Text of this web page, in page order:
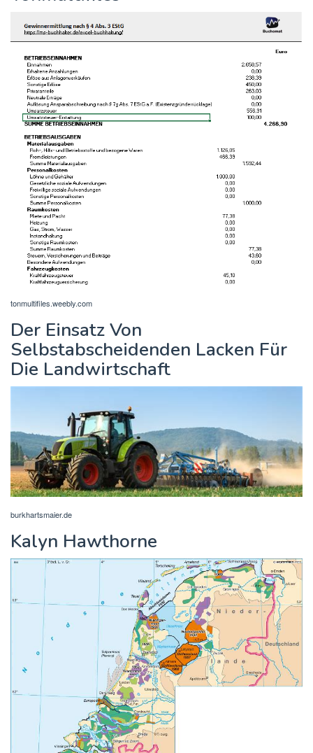
tonmultifiles.weebly.com
Der Einsatz Von
Selbstabscheidenden Lacken Für
Die Landwirtschaft
burkhartsmaier.de
Kalyn Hawthorne